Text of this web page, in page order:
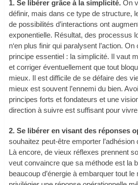
1. Se libérer grâce à la simplicité.On
définir, mais dans ce type de structure,
de possibilités d’interactions ont
exponentielle. Résultat, des processus
n‘en plus finir qui paralysent l’action.
principe essentiel : la simplicité. Il vaut
et corriger éventuellement que tout
mieux. Il est difficile de se défaire des
mieux est souvent l’ennemi du bien.
principes forts et fondateurs et une
direction à suivre est suffisant pour
2. Se libérer en visant des réponses
souhaitez peut-être emporter
Là encore, de vieux réflexes prennent
veut convaincre que sa méthode est la
beaucoup d’énergie à embarquer tout